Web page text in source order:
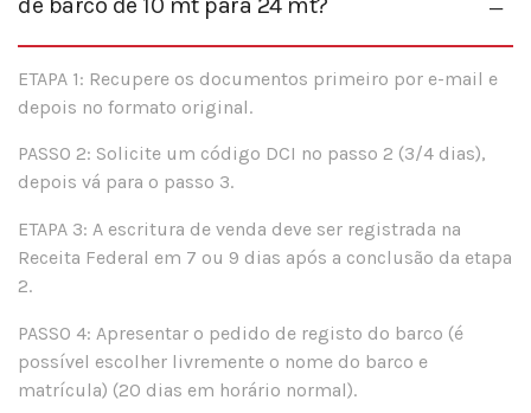
de barco de 10 mt para 24 mt?
ETAPA 1: Recupere os documentos primeiro por e-mail e
depois no formato original.
PASSO 2: Solicite um código DCI no passo 2 (3/4 dias),
depois vá para o passo 3.
ETAPA 3: A escritura de venda deve ser registrada na
Receita Federal em 7 ou 9 dias após a conclusão da etapa
2.
PASSO 4: Apresentar o pedido de registo do barco (é
possível escolher livremente o nome do barco e
matrícula) (20 dias em horário normal).